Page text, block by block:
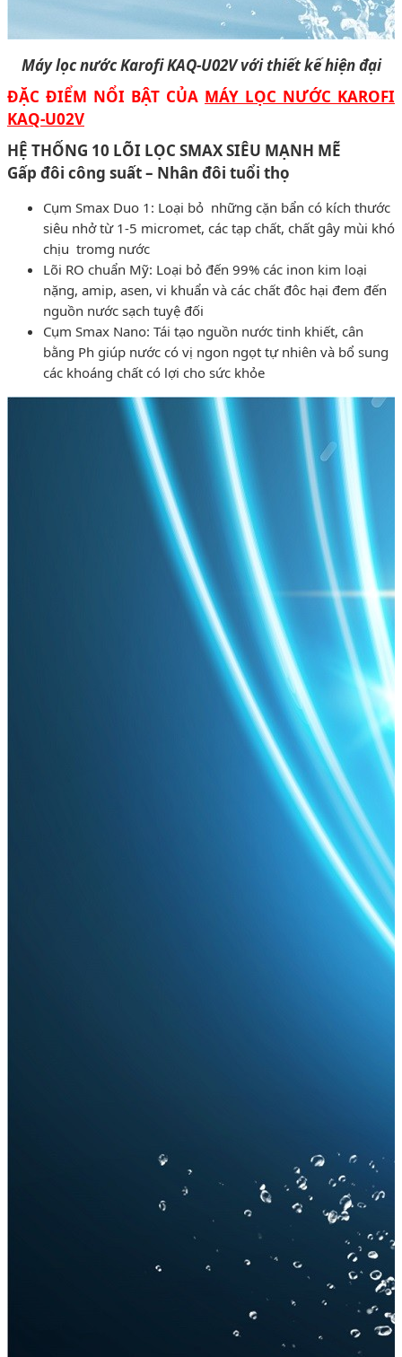
Máy lọc nước Karofi KAQ-U02V với thiết kế hiện đại
ĐẶC ĐIỂM NỔI BẬT CỦA MÁY LỌC NƯỚC KAROFI
KAQ-U02V
HỆ THỐNG 10 LÕI LỌC SMAX SIÊU MẠNH MẼ
Gấp đôi công suất – Nhân đôi tuổi thọ
Cụm Smax Duo 1: Loại bỏ những cặn bẩn có kích thước
siêu nhở từ 1-5 micromet, các tạp chất, chất gây mùi khó
chịu tromg nước
Lõi RO chuẩn Mỹ: Loại bỏ đến 99% các inon kim loại
nặng, amip, asen, vi khuẩn và các chất đôc hại đem đến
nguồn nước sạch tuyệ đối
Cụm Smax Nano: Tái tạo nguồn nước tinh khiết, cân
bằng Ph giúp nước có vị ngon ngọt tự nhiên và bổ sung
các khoáng chất có lợi cho sức khỏe